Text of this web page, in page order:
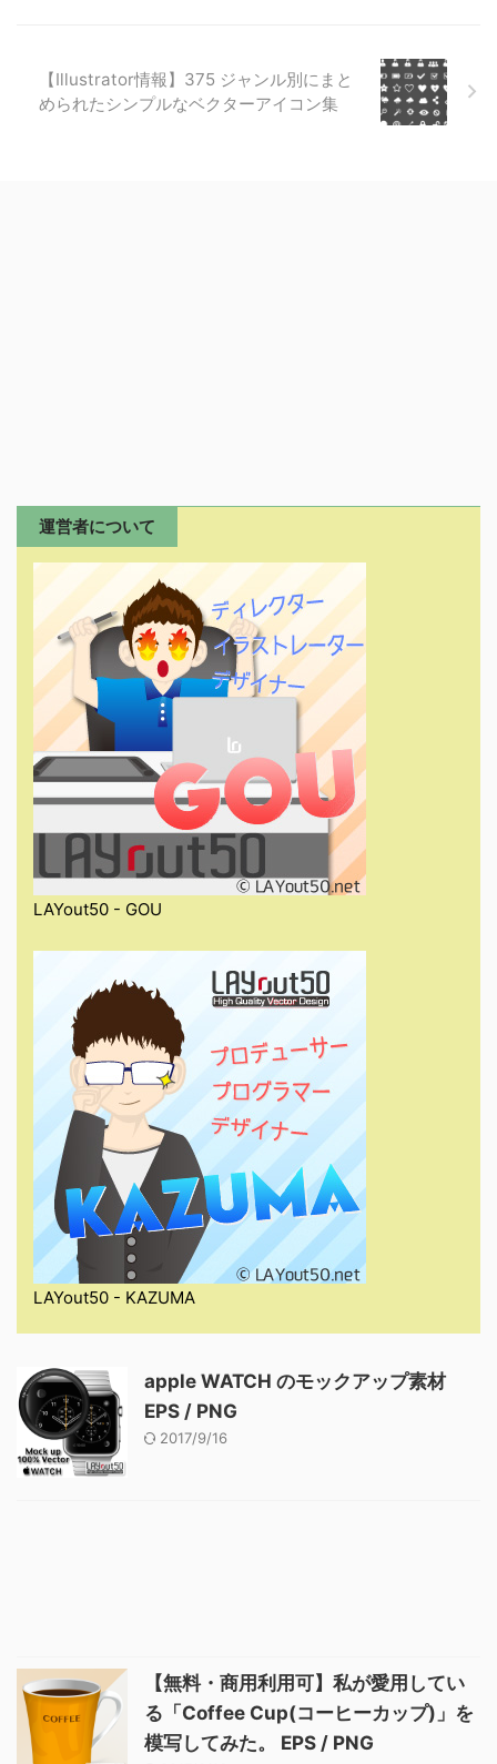
【Illustrator情報】375 ジャンル別にまと
められたシンプルなベクターアイコン集
運営者について
LAYout50 - GOU
LAYout50 - KAZUMA
apple WATCH のモックアップ素材
EPS / PNG
2017/9/16
【無料・商用利用可】私が愛用してい
る「Coffee Cup(コーヒーカップ)」を
模写してみた。 EPS / PNG